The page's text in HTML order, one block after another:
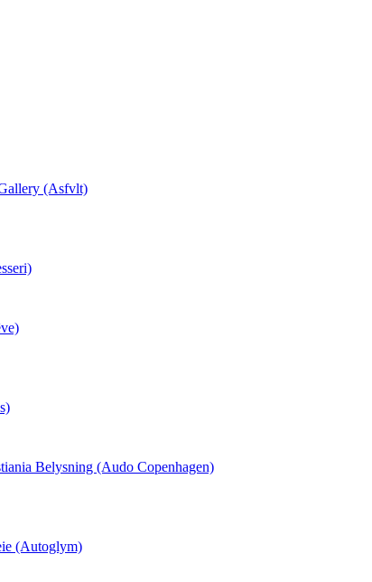
(Asfvlt)
Belysning (Audo Copenhagen)
(Autoglym)